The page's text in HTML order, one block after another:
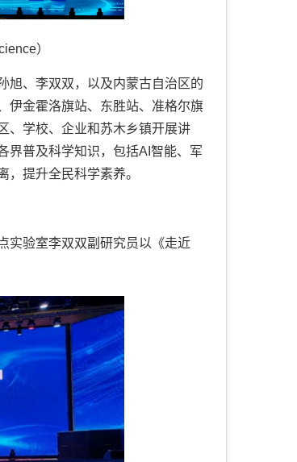
）
旭、李双双，以及内蒙古自治区的
伊金霍洛旗站、东胜站、准格尔旗
、学校、企业和苏木乡镇开展讲
界普及科学知识，包括AI智能、军
提升全民科学素养。
实验室李双双副研究员以《走近